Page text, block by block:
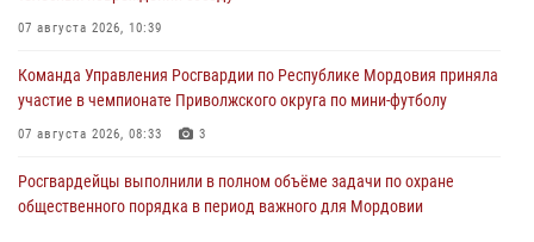
07 августа 2026, 10:39
Команда Управления Росгвардии по Республике Мордовия приняла
участие в чемпионате Приволжского округа по мини-футболу
07 августа 2026, 08:33 3
Росгвардейцы выполнили в полном объёме задачи по охране
общественного порядка в период важного для Мордовии